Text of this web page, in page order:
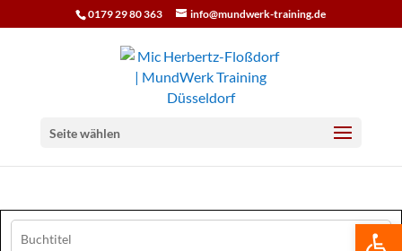
0179 29 80 363 info@mundwerk-training.de
Seite wählen